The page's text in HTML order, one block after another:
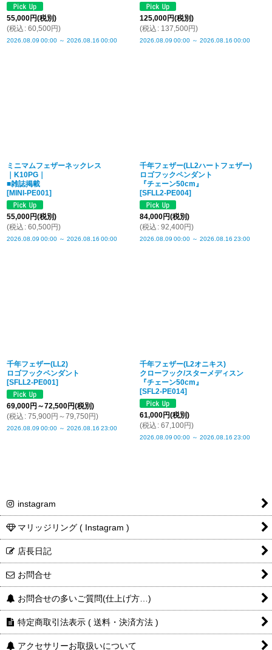
55,000円(税別)
(税込 : 60,500円)
2026.08.09 00:00 ～ 2026.08.16 00:00
125,000円(税別)
(税込 : 137,500円)
2026.08.09 00:00 ～ 2026.08.16 00:00
ミニマムフェザーネックレス
｜K10PG｜
■雑誌掲載
[MINI-PE001]
55,000円(税別)
(税込 : 60,500円)
2026.08.09 00:00 ～ 2026.08.16 00:00
千年フェザー(LL2ハートフェザー)
ロゴフックペンダント
『チェーン50cm』
[SFLL2-PE004]
84,000円(税別)
(税込 : 92,400円)
2026.08.09 00:00 ～ 2026.08.16 23:00
千年フェザー(LL2)
ロゴフックペンダント
[SFLL2-PE001]
69,000円 ～72,500円(税別)
(税込 : 75,900円 ～79,750円)
2026.08.09 00:00 ～ 2026.08.16 23:00
千年フェザー(L2オニキス)
クローフック/スターメディスン
『チェーン50cm』
[SFL2-PE014]
61,000円(税別)
(税込 : 67,100円)
2026.08.09 00:00 ～ 2026.08.16 23:00
instagram
マリッジリング ( Instagram )
店長日記
お問合せ
お問合せの多いご質問(仕上げ方…)
特定商取引法表示 ( 送料・決済方法 )
アクセサリーお取扱いについて